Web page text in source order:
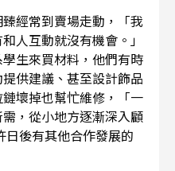
經常到賣場走動，「我
人互動就沒有機會。」
生來買材料，他們有時
供建議、甚至設計飾品
壞掉也幫忙維修，「一
，從小地方逐漸深入顧
後有其他合作發展的